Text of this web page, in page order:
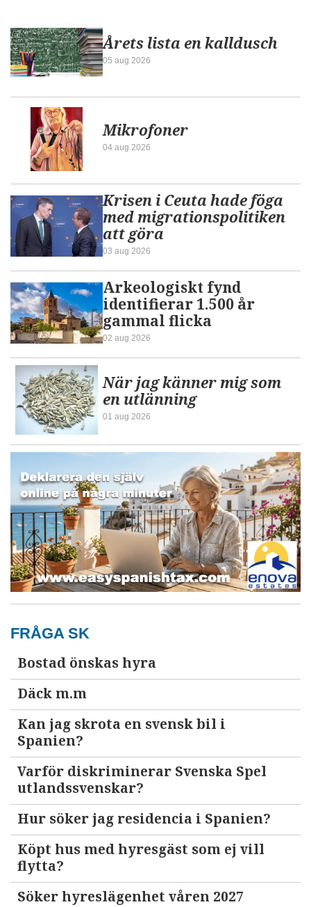
Årets lista en kalldusch
05 aug 2026
Mikrofoner
04 aug 2026
Krisen i Ceuta hade föga
med migrationspolitiken
att göra
03 aug 2026
Arkeologiskt fynd
identifierar 1.500 år
gammal flicka
02 aug 2026
När jag känner mig som
en utlänning
01 aug 2026
FRÅGA SK
Bostad önskas hyra
Däck m.m
Kan jag skrota en svensk bil i
Spanien?
Varför diskriminerar Svenska Spel
utlandssvenskar?
Hur söker jag residencia i Spanien?
Köpt hus med hyresgäst som ej vill
flytta?
Söker hyreslägenhet våren 2027